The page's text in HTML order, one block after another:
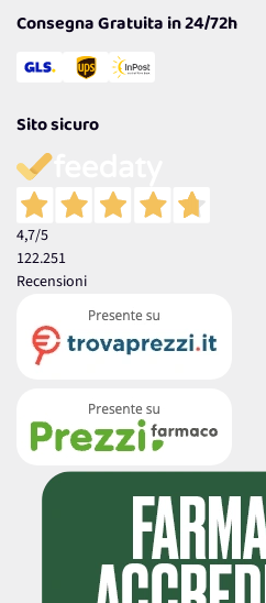
Consegna Gratuita in 24/72h
Sito sicuro
4,7/5
122.251
Recensioni